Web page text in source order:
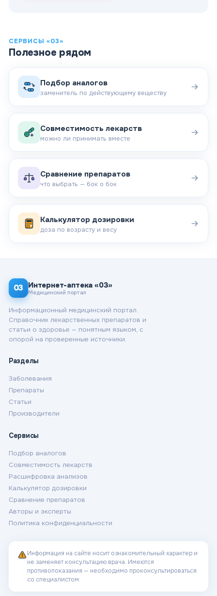
СЕРВИСЫ «03»
Полезное рядом
Подбор аналогов
заменитель по действующему веществу
Совместимость лекарств
можно ли принимать вместе
Сравнение препаратов
что выбрать — бок о бок
Калькулятор дозировки
доза по возрасту и весу
03 Интернет-аптека «03»
Медицинский портал
Информационный медицинский портал.
Справочник лекарственных препаратов и
статьи о здоровье — понятным языком, с
опорой на проверенные источники.
Разделы
Заболевания
Препараты
Статьи
Производители
Сервисы
Подбор аналогов
Совместимость лекарств
Расшифровка анализов
Калькулятор дозировки
Сравнение препаратов
Авторы и эксперты
Политика конфиденциальности
Информация на сайте носит ознакомительный характер и
не заменяет консультацию врача. Имеются
противопоказания — необходимо проконсультироваться
со специалистом.